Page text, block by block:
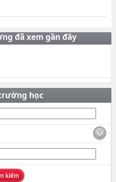
đã xem gần đây
học